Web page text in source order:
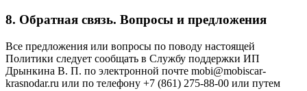
8. Обратная связь. Вопросы и предложения
Все предложения или вопросы по поводу настоящей
Политики следует сообщать в Службу поддержки ИП
Дрынкина В. П. по электронной почте mobi@mobiscar-
krasnodar.ru или по телефону +7 (861) 275-88-00 или путем